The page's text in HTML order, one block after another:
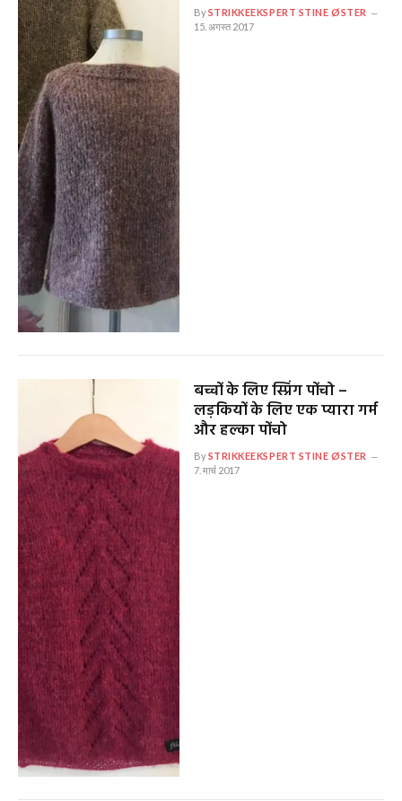
BySTRIKKEEKSPERT STINE ØSTER
15. अगस्त 2017
बच्चों के लिए स्प्रिंग पोंचो –
लड़कियों के लिए एक प्यारा गर्म
और हल्का पोंचो
BySTRIKKEEKSPERT STINE ØSTER
7. मार्च 2017